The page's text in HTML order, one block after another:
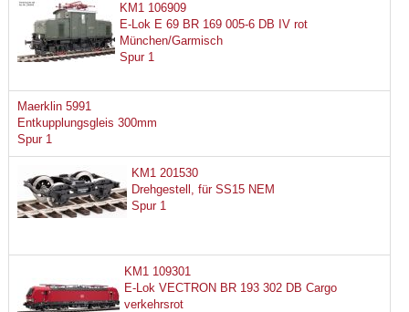
KM1 106909
E-Lok E 69 BR 169 005-6 DB IV rot
München/Garmisch
Spur 1
Maerklin 5991
Entkupplungsgleis 300mm
Spur 1
KM1 201530
Drehgestell, für SS15 NEM
Spur 1
KM1 109301
E-Lok VECTRON BR 193 302 DB Cargo
verkehrsrot